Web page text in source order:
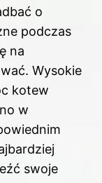
o
podczas
na
Wysokie
kotew
w
swoje